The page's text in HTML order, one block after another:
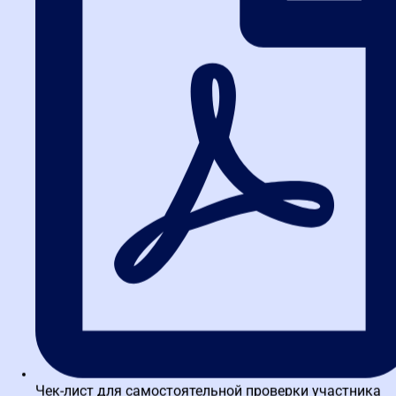
5. Сколько времени занимает
Стандартная программа повышения квалификации рассчитана
на 72-144 академических часа. В зависимости от формата (очно
или дистанционно) обучение может занять от 2 недель до 2
месяцев. Гибкий график позволяет подстроиться под ваш ритм.
6. Есть ли льготы для бюджетных
организаций?
Многие учебные центры предлагают скидки для
государственных и муниципальных учреждений, а также для
групповых заявок. Рекомендуется уточнять условия при записи,
Вывод: инвестиция в
профессиональное будущее
Чек-лист для самостоятельной проверки участника